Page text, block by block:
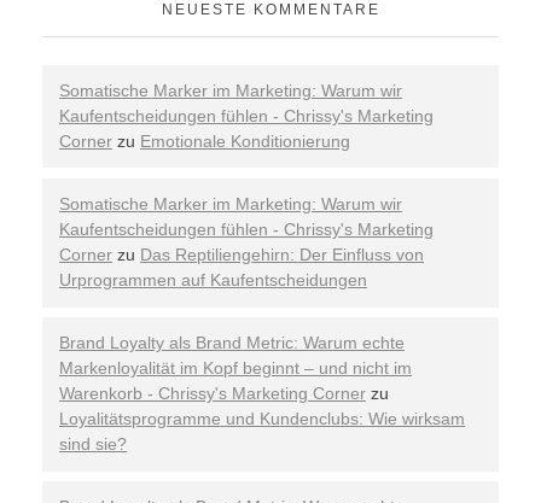
NEUESTE KOMMENTARE
Somatische Marker im Marketing: Warum wir
Kaufentscheidungen fühlen - Chrissy's Marketing
Corner zu Emotionale Konditionierung
Somatische Marker im Marketing: Warum wir
Kaufentscheidungen fühlen - Chrissy's Marketing
Corner zu Das Reptiliengehirn: Der Einfluss von
Urprogrammen auf Kaufentscheidungen
Brand Loyalty als Brand Metric: Warum echte
Markenloyalität im Kopf beginnt – und nicht im
Warenkorb - Chrissy's Marketing Corner zu
Loyalitätsprogramme und Kundenclubs: Wie wirksam
sind sie?